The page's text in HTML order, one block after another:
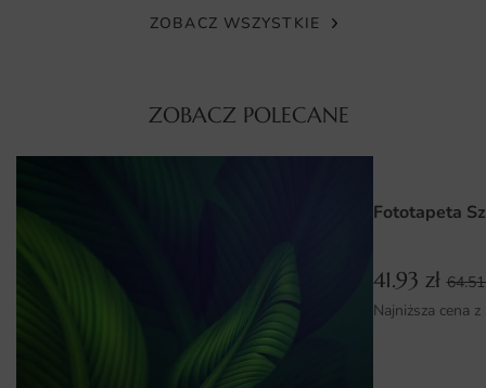
blaknięcie. Materiały mają atesty, więc nadają się także do
wystarczy podać szerokość i wysokość ściany, a wzór
kompozycja idealnie wpisuje się w każdy format ściany.
do fototapet i kilka godzin pracy. Oferujemy także
instrukcję krok po kroku, która prowadzi przez cały proces.
Dlaczego warto wybrać tę fototapetę
ZOBACZ WSZYSTKIE
ZOBACZ POLECANE
Fototapeta
41.93 zł
Najniższa cena